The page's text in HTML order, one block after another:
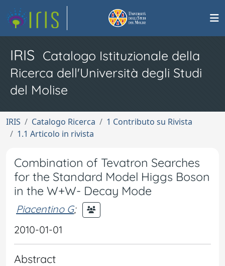
IRIS Catalogo Istituzionale della
Ricerca dell'Università degli Studi
del Molise
IRIS Catalogo Ricerca
1 Contributo su Rivista
1.1 Articolo in rivista
Combination of Tevatron Searches
for the Standard Model Higgs Boson
in the W+W- Decay Mode
Piacentino G;
2010-01-01
Abstract